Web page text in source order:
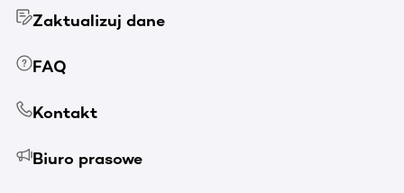
Zaktualizuj dane
FAQ
Kontakt
Biuro prasowe